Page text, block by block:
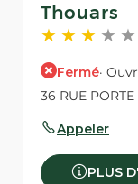
Thouars
Fermé·
36 RUE
Appeler
PLUS